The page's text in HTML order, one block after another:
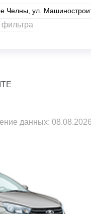
Челны, ул.
данных: